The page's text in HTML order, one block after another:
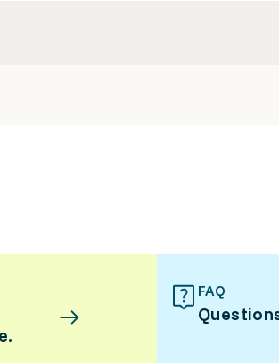
FAQ